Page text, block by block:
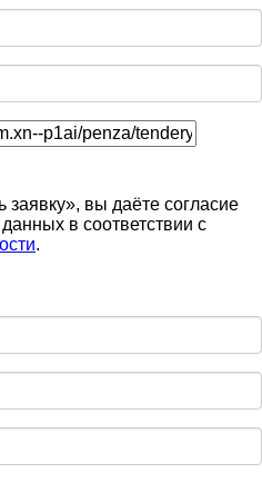
вы даёте согласие
в соответствии с
.